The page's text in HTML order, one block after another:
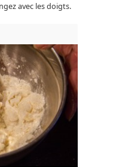
avec les doigts.